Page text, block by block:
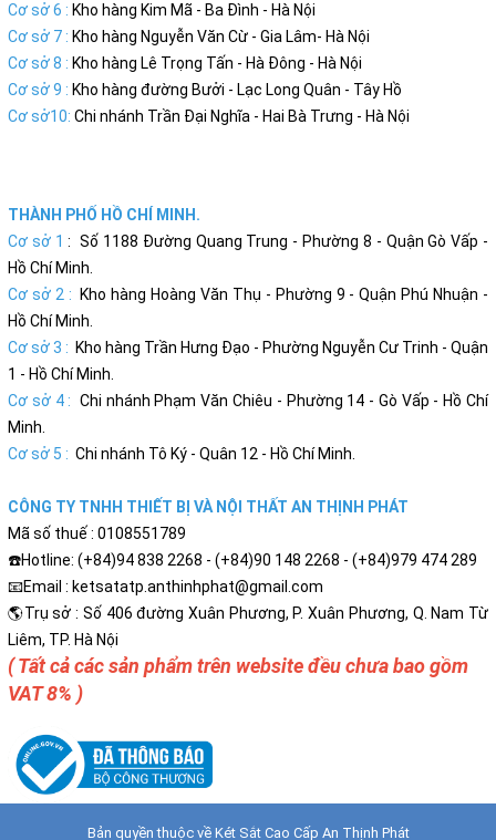
Cơ sở 6 : Kho hàng Kim Mã - Ba Đình - Hà Nội
Cơ sở 7 : Kho hàng Nguyễn Văn Cừ - Gia Lâm- Hà Nội
Cơ sở 8 : Kho hàng Lê Trọng Tấn - Hà Đông - Hà Nội
Cơ sở 9 : Kho hàng đường Bưởi - Lạc Long Quân - Tây Hồ
Cơ sở10: Chi nhánh Trần Đại Nghĩa - Hai Bà Trưng - Hà Nội
THÀNH PHỐ HỒ CHÍ MINH.
Cơ sở 1: Số 1188 Đường Quang Trung - Phường 8 - Quận Gò Vấp -
Hồ Chí Minh.
Cơ sở 2 : Kho hàng Hoàng Văn Thụ - Phường 9 - Quận Phú Nhuận -
Hồ Chí Minh.
Cơ sở 3 : Kho hàng Trần Hưng Đạo - Phường Nguyễn Cư Trinh - Quận
1 - Hồ Chí Minh.
Cơ sở 4 : Chi nhánh Phạm Văn Chiêu - Phường 14 - Gò Vấp - Hồ Chí
Minh.
Cơ sở 5 : Chi nhánh Tô Ký - Quân 12 - Hồ Chí Minh.
CÔNG TY TNHH THIẾT BỊ VÀ NỘI THẤT AN THỊNH PHÁT
Mã số thuế : 0108551789
☎️Hotline: (+84)94 838 2268 - (+84)90 148 2268 - (+84)979 474 289
📧Email : ketsatatp.anthinhphat@gmail.com
🌎Trụ sở : Số 406 đường Xuân Phương, P. Xuân Phương, Q. Nam Từ
Liêm, TP. Hà Nội
( Tất cả các sản phẩm trên website đều chưa bao gồm
VAT 8% )
Bản quyền thuộc về Két Sắt Cao Cấp An Thịnh Phát